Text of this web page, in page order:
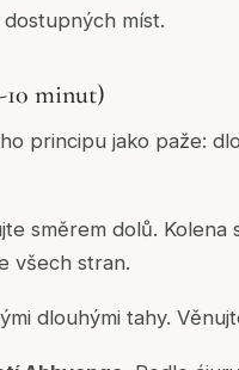
míst.
minut)
principu jako paže:
směrem dolů.
všech stran.
dlouhými tahy.